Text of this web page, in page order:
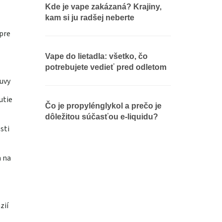
na
Kde je vape zakázaná? Krajiny,
kam si ju radšej neberte
Vape do lietadla: všetko, čo
potrebujete vedieť pred odletom
Čo je propylénglykol a prečo je
dôležitou súčasťou e-liquidu?